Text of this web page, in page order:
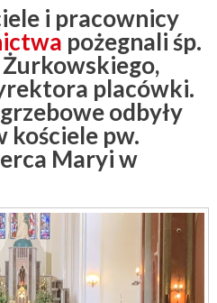
i pracownicy
pożegnali śp.
placówki.
odbyły
kościele pw.
Maryi w